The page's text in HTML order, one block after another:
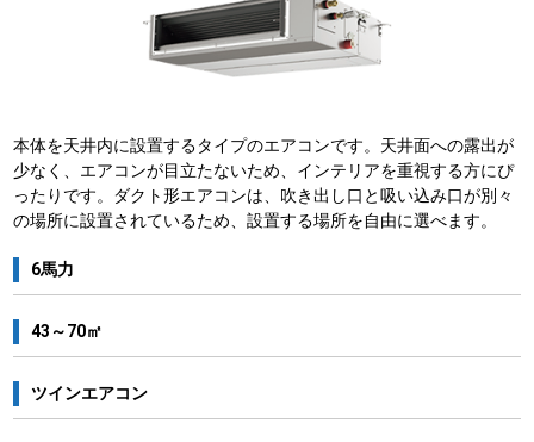
本体を天井内に設置するタイプのエアコンです。天井面への露出が
少なく、エアコンが目立たないため、インテリアを重視する方にぴ
ったりです。ダクト形エアコンは、吹き出し口と吸い込み口が別々
の場所に設置されているため、設置する場所を自由に選べます。
6馬力
43～70㎡
ツインエアコン